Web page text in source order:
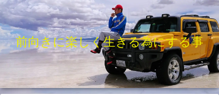
前向きに楽しく生きる為にする事